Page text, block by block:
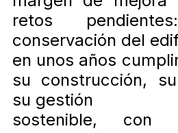
retos
conservación del
en unos años
su construcción,
su gestión
sostenible, con